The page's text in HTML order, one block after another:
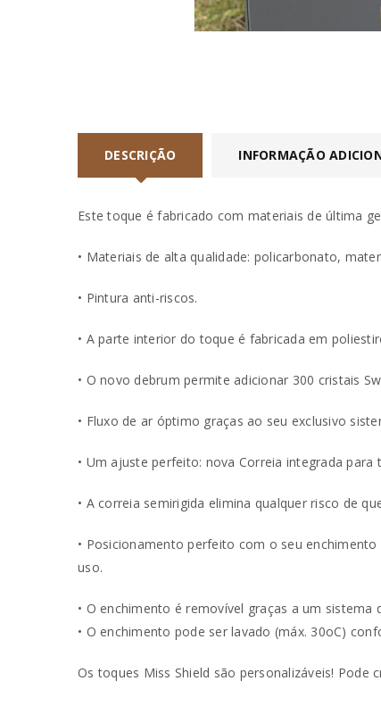
DESCRIÇÃO INFORMAÇÃO
Este toque é fabricado com materiais de última
• Materiais de alta qualidade: policarbonato,
• Pintura anti-riscos.
• A parte interior do toque é fabricada em
• O novo debrum permite adicionar 300 cristais
• Fluxo de ar óptimo graças ao seu exclusivo
• Um ajuste perfeito: nova Correia integrada
• A correia semirigida elimina qualquer risco de
• Posicionamento perfeito com o seu
uso.
• O enchimento é removível graças a um
• O enchimento pode ser lavado (máx. 30oC)
Os toques Miss Shield são personalizáveis!